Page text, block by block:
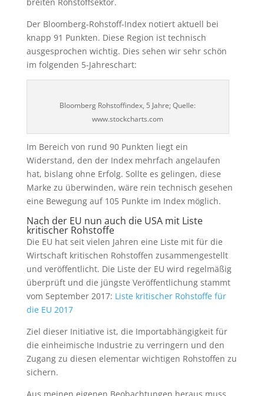
Widerstand, den der Index mehrfach angelaufen
hat, bislang ohne Erfolg. Sollte es gelingen, diese
Marke zu überwinden, wäre rein technisch gesehen
eine Bewegung auf 105 Punkte im Index möglich.
Die EU hat seit vielen Jahren eine Liste mit für die
Wirtschaft kritischen Rohstoffen zusammengestellt
und veröffentlicht. Die Liste der EU wird regelmäßig
überprüft und die jüngste Veröffentlichung stammt
vom September 2017:Liste kritischer Rohstoffe für
die EU 2017
Ziel dieser Initiative ist, die Importabhängigkeit für
die einheimische Industrie zu verringern und den
Zugang zu diesen elementar wichtigen Rohstoffen zu
sichern.
Aus meinen eigenen Beobachtungen heraus muss
ich aber feststellen, dass Papier offensichtlich sehr
geduldig sein kann. Man liest und hört relativ wenig
darüber, dass sich Politik und Industrie ausreichend
um den Nachschub der genannten Rohstoffe
kümmern.
Mit etwas mehr Nachdruck rechne ich nun in den
USA. Wie wir alle tagtäglich mitbekommen, lässt der
US-Präsident Trump seinen Worten auch sehr oft
Taten folgen. Ob die Schritte immer so clever sind